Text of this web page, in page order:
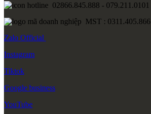
02866.845.888 - 079.211.0101
MST : 0311.405.866
Zalo Official
Instagram
Tiktok
Google business
YouTube